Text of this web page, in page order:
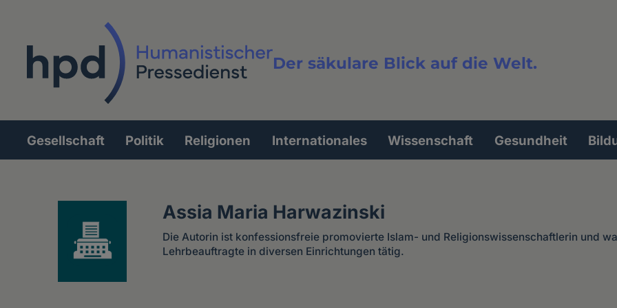
Der säkulare Blick auf die Welt.
Volltextsuche
Hauptnavigation
Gesellschaft Politik Religionen Internationales Wissenschaft Gesundheit
Assia Maria Harwazinski
Die Autorin ist konfessionsfreie promovierte Islam- und Religionswissenschaftlerin und
Lehrbeauftragte in diversen Einrichtungen tätig.